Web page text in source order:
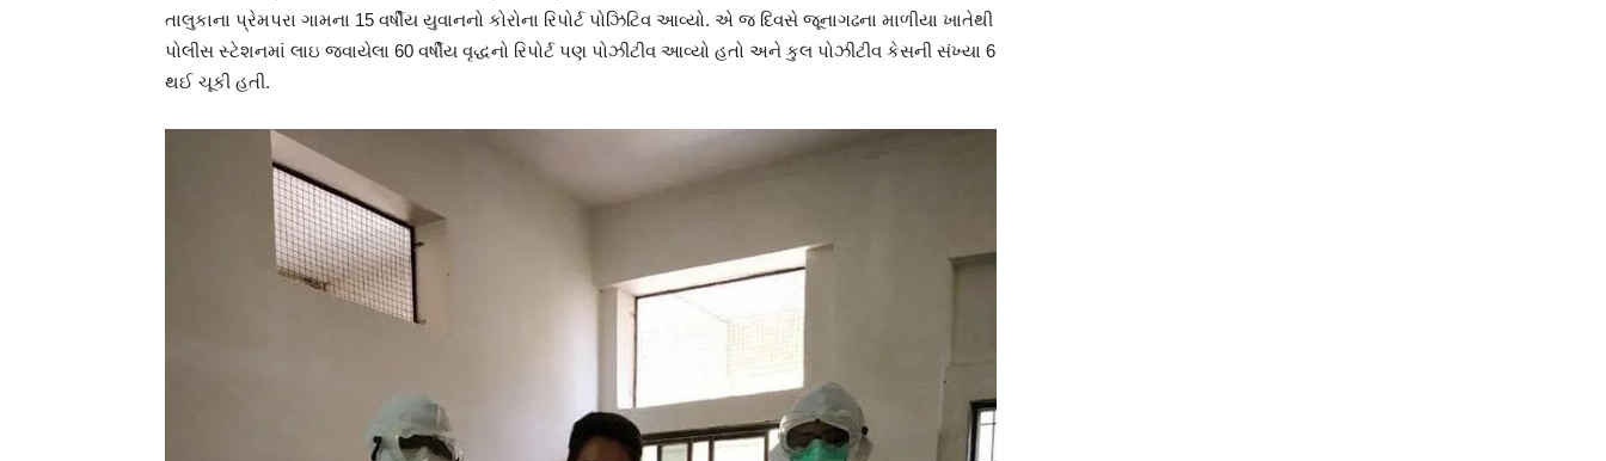
તાલુકાના પ્રેમપરા ગામના 15 વર્ષીય યુવાનનો કોરોના રિપોર્ટ પોઝિટિવ આવ્યો. એ જ દિવસે જૂનાગઢના માળીયા ખાતેથી
પોલીસ સ્ટેશનમાં લાઇ જવાયેલા 60 વર્ષીય વૃદ્ધનો રિપોર્ટ પણ પોઝીટીવ આવ્યો હતો અને કુલ પોઝીટીવ કેસની સંખ્યા 6
થઈ ચૂકી હતી.